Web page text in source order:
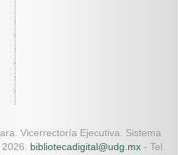
Vicerrectoría Ejecutiva. Sistema
bibliotecadigital@udg.mx - Tel.